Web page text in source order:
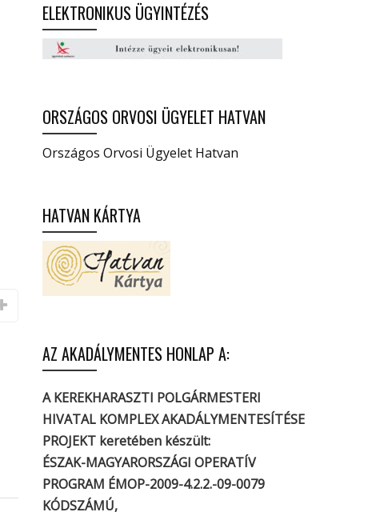
ELEKTRONIKUS ÜGYINTÉZÉS
ORSZÁGOS ORVOSI ÜGYELET HATVAN
Országos Orvosi Ügyelet Hatvan
HATVAN KÁRTYA
AZ AKADÁLYMENTES HONLAP A:
A KEREKHARASZTI POLGÁRMESTERI
HIVATAL KOMPLEX AKADÁLYMENTESÍTÉSE
PROJEKT keretében készült:
ÉSZAK-MAGYARORSZÁGI OPERATÍV
PROGRAM ÉMOP-2009-4.2.2.-09-0079
KÓDSZÁMÚ,